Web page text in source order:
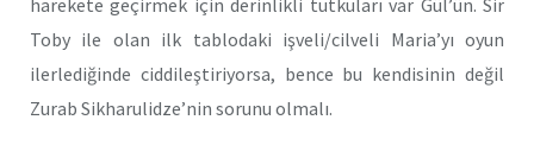
Toby ile olan ilk tablodaki işveli/cilveli Maria’yı oyun
ilerlediğinde ciddileştiriyorsa, bence bu kendisinin değil
Zurab Sikharulidze’nin sorunu olmalı.